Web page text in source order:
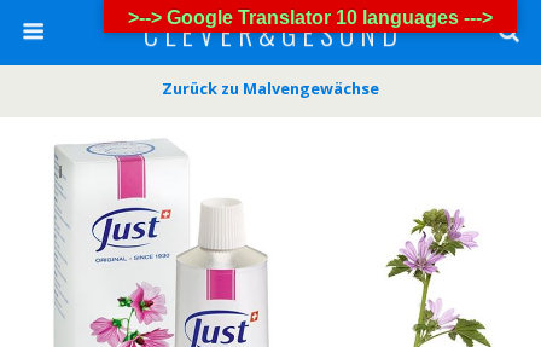
C L E V E R & G E S U N D
Zurück zu Malvengewächse
>--> Google Translator 10 languages --->